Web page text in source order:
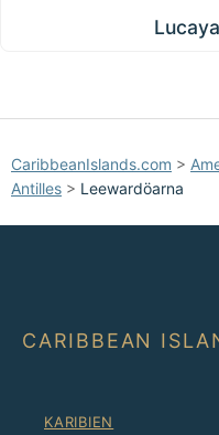
CaribbeanIslands.com >
Antilles > Leewardöarna
CARIBBEAN
KARIBIEN